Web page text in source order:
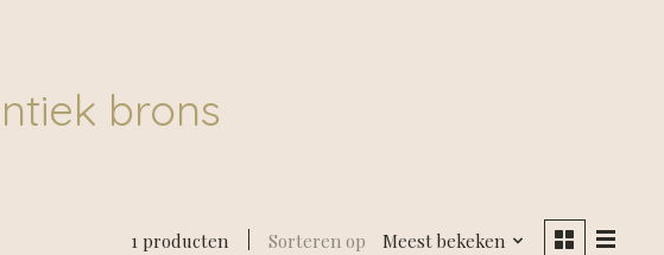
brons
1 producten Sorteren op Meest bekeken